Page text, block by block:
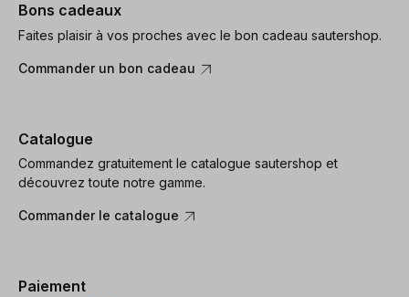
Bons cadeaux
Faites plaisir à vos proches avec le bon cadeau sautershop.
Commander un bon cadeau
Catalogue
Commandez gratuitement le catalogue sautershop et
découvrez toute notre gamme.
Commander le catalogue
Paiement